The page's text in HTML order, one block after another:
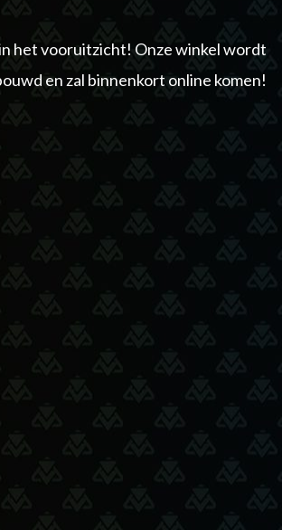
het vooruitzicht! Onze winkel wordt
en zal binnenkort online komen!